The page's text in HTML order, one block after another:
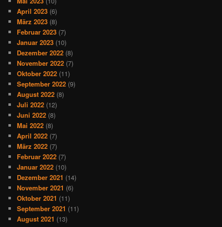
April 2023 (6)
März 2023 (8)
Februar 2023 (7)
Januar 2023 (10)
Dezember 2022 (8)
November 2022 (7)
Oktober 2022 (11)
September 2022 (9)
August 2022 (8)
Juli 2022 (12)
Juni 2022 (8)
Mai 2022 (8)
April 2022 (7)
März 2022 (7)
Februar 2022 (7)
Januar 2022 (10)
Dezember 2021 (14)
November 2021 (6)
Oktober 2021 (11)
September 2021 (11)
August 2021 (13)